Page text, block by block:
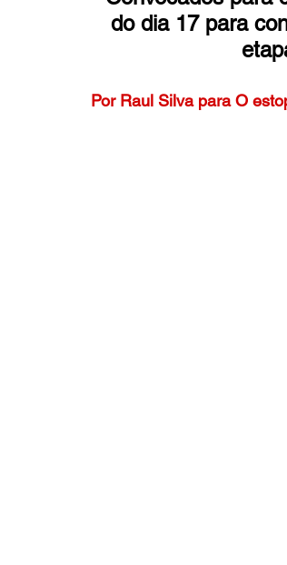
do dia 17 para
Por Raul Silva para O